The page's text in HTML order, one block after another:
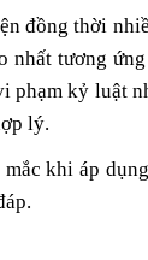
đồng thời
nhất tương
kỷ luật
lý.
khi áp